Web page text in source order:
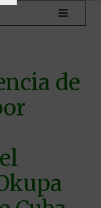
de